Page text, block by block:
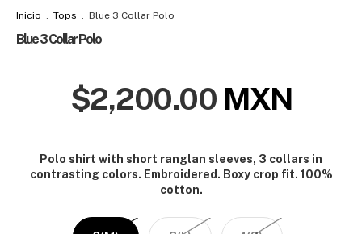
Inicio . Tops . Blue 3 Collar Polo
Blue 3 Collar Polo
$2,200.00 MXN
Polo shirt with short ranglan sleeves, 3 collars in
contrasting colors. Embroidered. Boxy crop fit. 100%
cotton.